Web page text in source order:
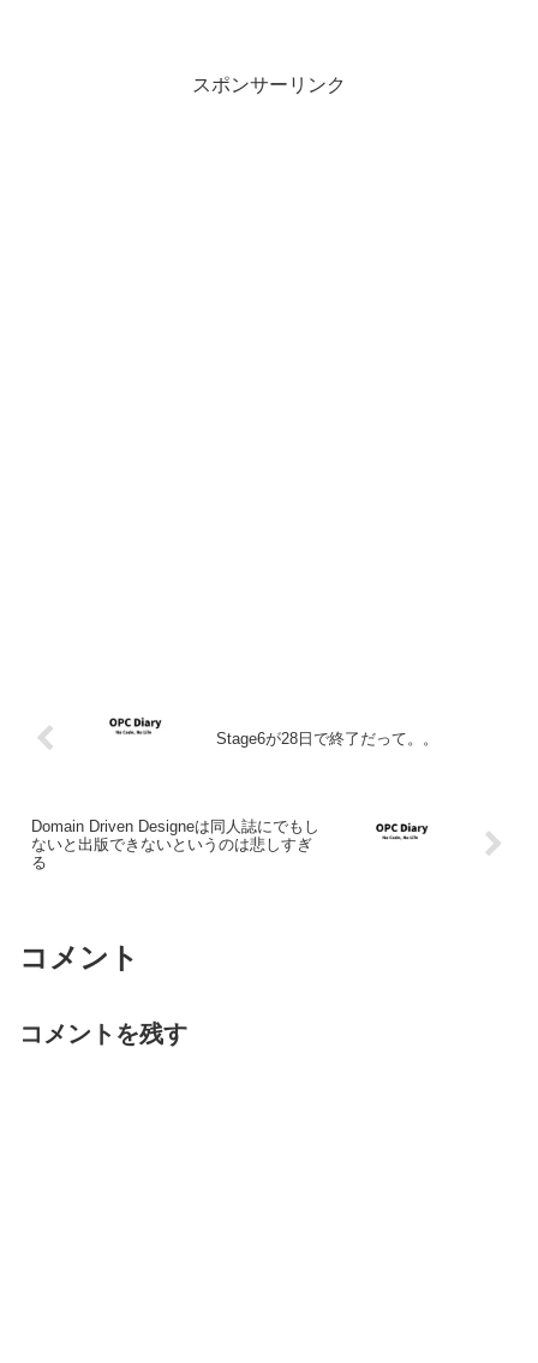
スポンサーリンク
Stage6が28日で終了だって。。
Domain Driven Designeは同人誌にでもし
ないと出版できないというのは悲しすぎ
る
コメント
コメントを残す